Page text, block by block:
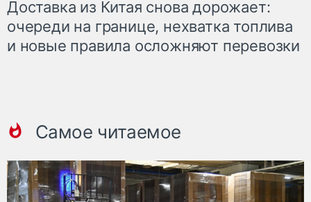
Доставка из Китая снова дорожает:
очереди на границе, нехватка топлива
и новые правила осложняют перевозки
Самое читаемое